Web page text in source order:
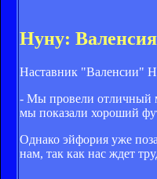
Нуну:
Наставник "Валенсии"
- Мы провели отличный
мы показали хороший
Однако эйфория уже
нам, так как нас ждет